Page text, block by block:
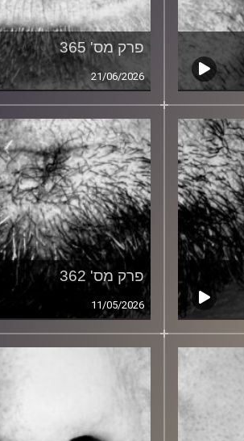
פרק מס' 365
21/06/2026
פרק מס' 362
11/05/2026